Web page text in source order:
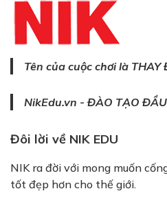
Tên của cuộc chơi là THAY
NikEdu.vn - ĐÀO TẠO ĐẦU
Đôi lời về NIK EDU
NIK ra đời với mong muốn
tốt đẹp hơn cho thế giới.